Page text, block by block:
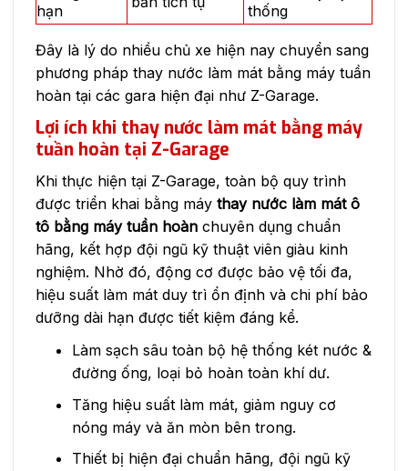
hạn
thống
Đây là lý do nhiều chủ xe hiện nay chuyển sang
phương pháp thay nước làm mát bằng máy tuần
hoàn tại các gara hiện đại như Z-Garage.
Lợi ích khi thay nước làm mát bằng máy
tuần hoàn tại Z-Garage
Khi thực hiện tại Z-Garage, toàn bộ quy trình
được triển khai bằng máy thay nước làm mát ô
tô bằng máy tuần hoàn chuyên dụng chuẩn
hãng, kết hợp đội ngũ kỹ thuật viên giàu kinh
nghiệm. Nhờ đó, động cơ được bảo vệ tối đa,
hiệu suất làm mát duy trì ổn định và chi phí bảo
dưỡng dài hạn được tiết kiệm đáng kể.
Làm sạch sâu toàn bộ hệ thống két nước &
đường ống, loại bỏ hoàn toàn khí dư.
Tăng hiệu suất làm mát, giảm nguy cơ
nóng máy và ăn mòn bên trong.
Thiết bị hiện đại chuẩn hãng, đội ngũ kỹ